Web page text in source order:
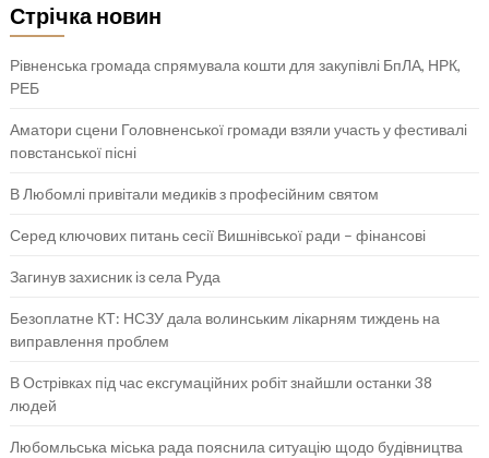
Стрічка новин
Рівненська громада спрямувала кошти для закупівлі БпЛА, НРК,
РЕБ
Аматори сцени Головненської громади взяли участь у фестивалі
повстанської пісні
В Любомлі привітали медиків з професійним святом
Серед ключових питань сесії Вишнівської ради – фінансові
Загинув захисник із села Руда
Безоплатне КТ: НСЗУ дала волинським лікарням тиждень на
виправлення проблем
В Острівках під час ексгумаційних робіт знайшли останки 38
людей
Любомльська міська рада пояснила ситуацію щодо будівництва